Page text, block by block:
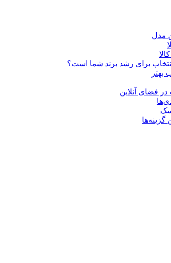
مدل
انتخاب برای رشد برند شما است؟
بهتر
فضای آنلاین